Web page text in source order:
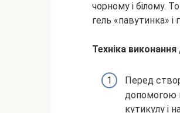
чорному і білому.
гель «павутинка» і
Техніка
Перед
допомогою
кутикулу і